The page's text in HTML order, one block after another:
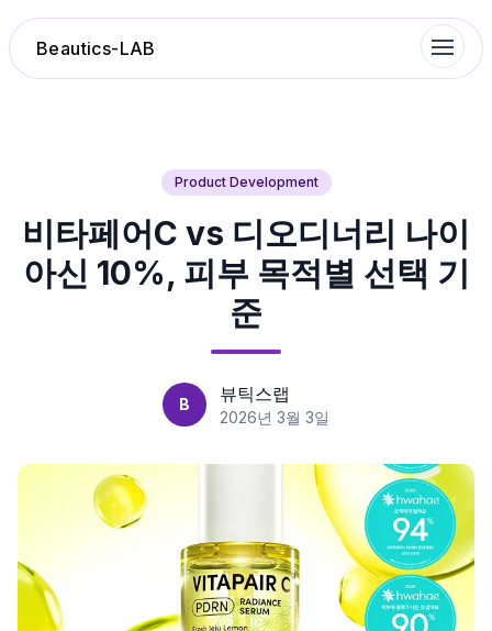
Beautics-LAB
성분분석
나의 스킨케어
루틴탐색
Login
Product Development
비타페어C vs 디오디너리 나이
아신 10%, 피부 목적별 선택 기
준
B 뷰틱스랩
2026년 3월 3일